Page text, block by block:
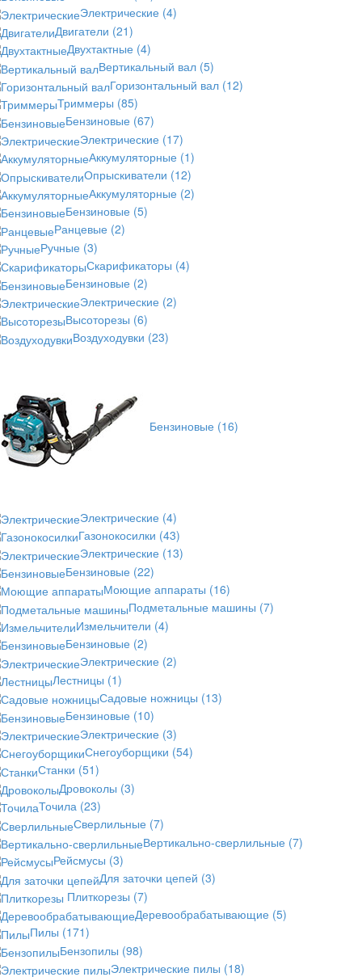
Электрические (4)
Двигатели (21)
Двухтактные (4)
Вертикальный вал (5)
Горизонтальный вал (12)
Триммеры (85)
Бензиновые (67)
Электрические (17)
Аккумуляторные (1)
Опрыскиватели (12)
Аккумуляторные (2)
Бензиновые (5)
Ранцевые (2)
Ручные (3)
Скарификаторы (4)
Бензиновые (2)
Электрические (2)
Высоторезы (6)
Воздуходувки (23)
Бензиновые (16)
Электрические (4)
Газонокосилки (43)
Электрические (13)
Бензиновые (22)
Моющие аппараты (16)
Подметальные машины (7)
Измельчители (4)
Бензиновые (2)
Электрические (2)
Лестницы (1)
Садовые ножницы (13)
Бензиновые (10)
Электрические (3)
Снегоуборщики (54)
Станки (51)
Дровоколы (3)
Точила (23)
Сверлильные (7)
Вертикально-сверлильные (7)
Рейсмусы (3)
Для заточки цепей (3)
Плиткорезы (7)
Деревообрабатывающие (5)
Пилы (171)
Бензопилы (98)
Электрические пилы (18)